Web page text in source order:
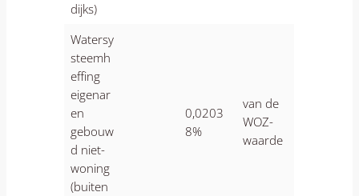
dijks)
Watersy
steemh
effing
eigenar
en
gebouw
d niet-
woning
(buiten
0,0203
8%
van de
WOZ-
waarde